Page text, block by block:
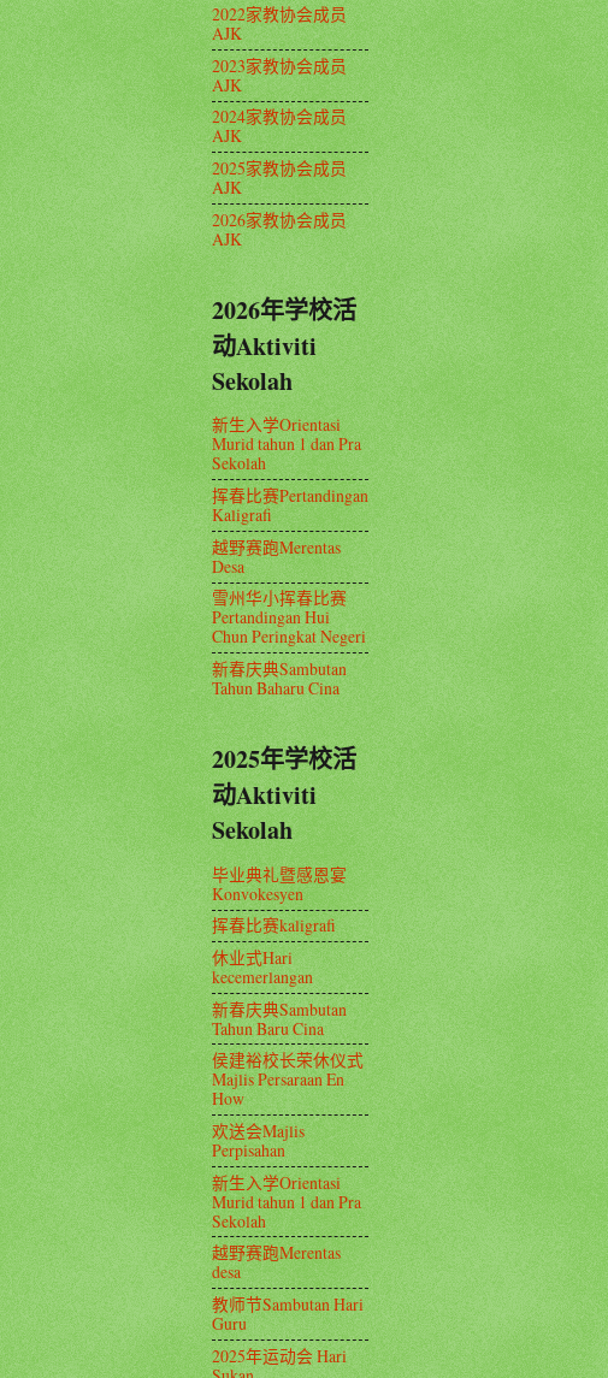
2022家教协会成员
AJK
2023家教协会成员
AJK
2024家教协会成员
AJK
2025家教协会成员
AJK
2026家教协会成员
AJK
2026年学校活
动Aktiviti
Sekolah
新生入学Orientasi
Murid tahun 1 dan Pra
Sekolah
挥春比赛Pertandingan
Kaligrafi
越野赛跑Merentas
Desa
雪州华小挥春比赛
Pertandingan Hui
Chun Peringkat Negeri
新春庆典Sambutan
Tahun Baharu Cina
2025年学校活
动Aktiviti
Sekolah
毕业典礼暨感恩宴
Konvokesyen
挥春比赛kaligrafi
休业式Hari
kecemerlangan
新春庆典Sambutan
Tahun Baru Cina
侯建裕校长荣休仪式
Majlis Persaraan En
How
欢送会Majlis
Perpisahan
新生入学Orientasi
Murid tahun 1 dan Pra
Sekolah
越野赛跑Merentas
desa
教师节Sambutan Hari
Guru
2025年运动会 Hari